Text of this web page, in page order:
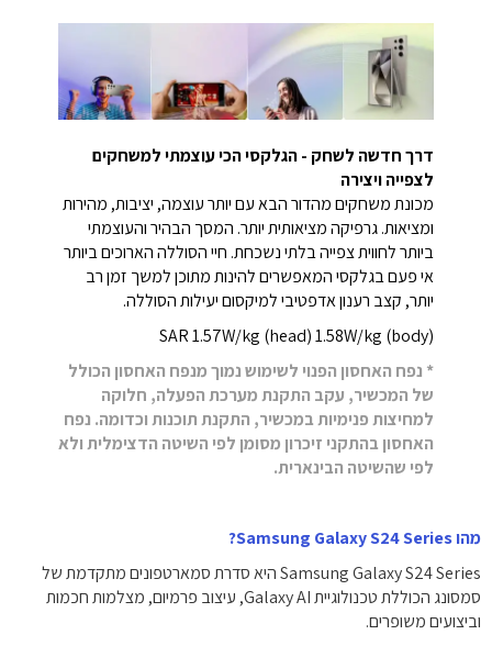
דרך חדשה לשחק - הגלקסי הכי עוצמתי למשחקים
לצפייה ויצירה
מכונת משחקים מהדור הבא עם יותר עוצמה, יציבות, מהירות
ומציאות. גרפיקה מציאותית יותר. המסך הבהיר והעוצמתי
ביותר לחווית צפייה בלתי נשכחת. חיי הסוללה הארוכים ביותר
אי פעם בגלקסי המאפשרים להינות מתוכן למשך זמן רב
יותר, קצב רענון אדפטיבי למיקסום יעילות הסוללה.
SAR 1.57W/kg (head) 1.58W/kg (body)
* נפח האחסון הפנוי לשימוש נמוך מנפח האחסון הכולל
של המכשיר, עקב התקנת מערכת הפעלה, חלוקה
למחיצות פנימיות במכשיר, התקנת תוכנות וכדומה. נפח
האחסון בהתקני זיכרון מסומן לפי השיטה הדצימלית ולא
לפי שהשיטה הבינארית.
מהו Samsung Galaxy S24 Series?
Samsung Galaxy S24 Series היא סדרת סמארטפונים מתקדמת של
סמסונג הכוללת טכנולוגיית Galaxy AI, עיצוב פרמיום, מצלמות חכמות
וביצועים משופרים.